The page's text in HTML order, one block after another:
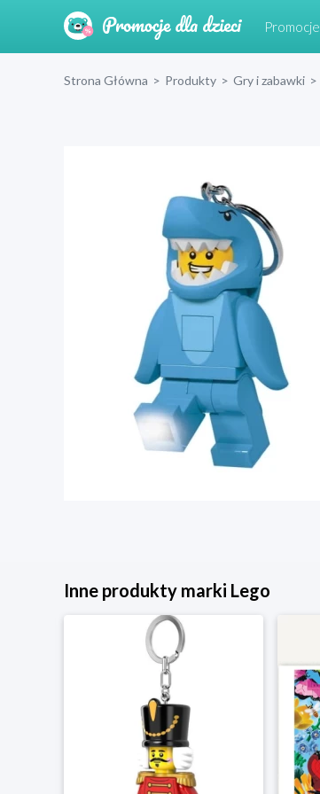
Promocje
Strona Główna > Produkty > Gry i zabawki >
Inne produkty marki Lego